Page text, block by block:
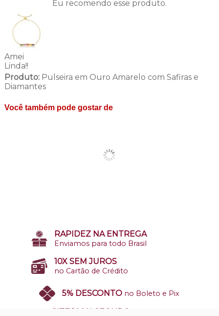
Eu recomendo esse produto.
Amei
Linda!!
Produto:Pulseira em Ouro Amarelo com Safiras e
Diamantes
Você também pode gostar de
RAPIDEZ NA ENTREGA
Enviamos para todo Brasil
10X SEM JUROS
no Cartão de Crédito
5% DESCONTO no Boleto e Pix